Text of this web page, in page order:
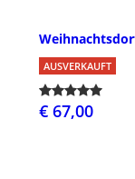
AUSVERKAUFT
€ 67,00